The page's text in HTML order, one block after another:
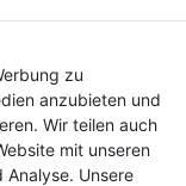
: 3760 |
zu
anzubieten und
Wir teilen auch
mit unseren
Analyse. Unsere